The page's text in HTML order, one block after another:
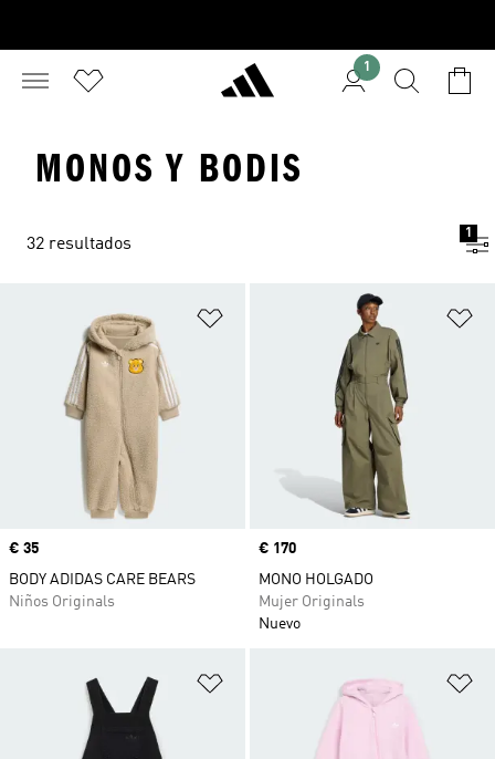
1
MONOS Y BODIS
32 resultados
1
Añadir a la lista de deseos
Precio
€ 35
BODY ADIDAS CARE BEARS
Niños Originals
Precio
€ 170
MONO HOLGADO
Mujer Originals
Nuevo
Añadir a la lista de deseos